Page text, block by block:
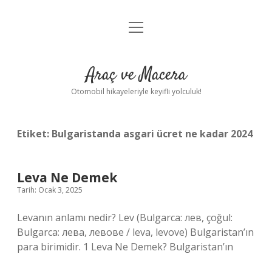
Anasayfa
Yasal Uyarı
menüyü
Araç ve Macera
Otomobil hikayeleriyle keyifli yolculuk!
Etiket: Bulgaristanda asgari ücret ne kadar 2024
Leva Ne Demek
Tarih: Ocak 3, 2025
Levanın anlamı nedir? Lev (Bulgarca: лев, çoğul:
Bulgarca: лева, левове / leva, levove) Bulgaristan’ın
para birimidir. 1 Leva Ne Demek? Bulgaristan’ın